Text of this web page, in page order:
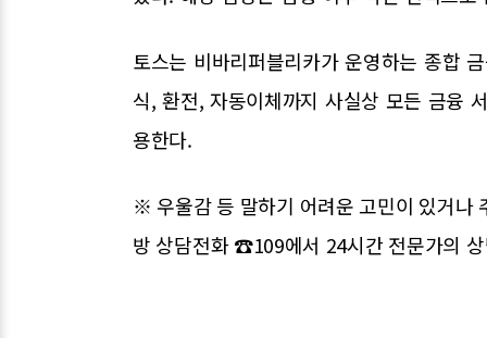
토스는 비바리퍼블리카가 운영하는 종합
식, 환전, 자동이체까지 사실상 모든 금융
용한다.
※ 우울감 등 말하기 어려운 고민이 있거나
방 상담전화 ☎109에서 24시간 전문가의